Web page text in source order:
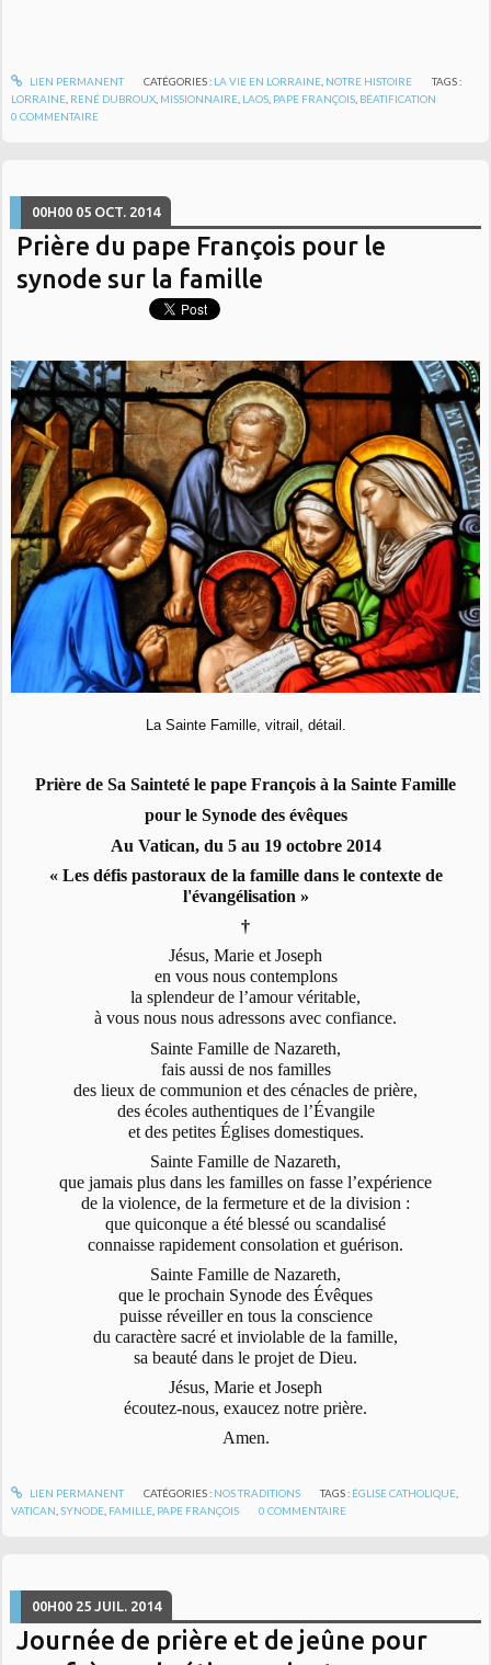
LIEN PERMANENT CATÉGORIES : LA VIE EN LORRAINE, NOTRE HISTOIRE
TAGS :
LORRAINE RENÉ DUBROUX MISSIONNAIRE LAOS PAPE FRANÇOIS BÉATIFICATION
0 COMMENTAIRE
00H00 05 OCT. 2014
Prière du pape François pour le
synode sur la famille
La Sainte Famille, vitrail, détail.
Prière de Sa Sainteté le pape François à la Sainte Famille
pour le Synode des évêques
Au Vatican, du 5 au 19 octobre 2014
« Les défis pastoraux de la famille dans le contexte de
l'évangélisation »
†
Jésus, Marie et Joseph
en vous nous contemplons
la splendeur de l’amour véritable,
à vous nous nous adressons avec confiance.
Sainte Famille de Nazareth,
fais aussi de nos familles
des lieux de communion et des cénacles de prière,
des écoles authentiques de l’Évangile
et des petites Églises domestiques.
Sainte Famille de Nazareth,
que jamais plus dans les familles on fasse l’expérience
de la violence, de la fermeture et de la division :
que quiconque a été blessé ou scandalisé
connaisse rapidement consolation et guérison.
Sainte Famille de Nazareth,
que le prochain Synode des Évêques
puisse réveiller en tous la conscience
du caractère sacré et inviolable de la famille,
sa beauté dans le projet de Dieu.
Jésus, Marie et Joseph
écoutez-nous, exaucez notre prière.
Amen.
LIEN PERMANENT CATÉGORIES : NOS TRADITIONS TAGS : ÉGLISE CATHOLIQUE
VATICAN ,SYNODE FAMILLE PAPE FRANÇOIS 0 COMMENTAIRE
00H00 25 JUIL. 2014
Journée de prière et de jeûne pour